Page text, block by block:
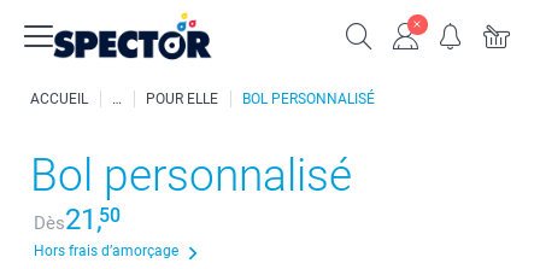
ACCUEIL POUR ELLE BOL PERSONNALISÉ
Bol personnalisé
Dès21,50
Hors frais d’amorçage